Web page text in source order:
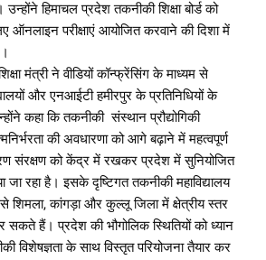
हिमाचल प्रदेश तकनीकी शिक्षा बोर्ड को
ऑनलाइन परीक्षाएं आयोजित करवाने की दिशा में
मंत्री ने वीडियों कॉन्फ्रेंसिंग के माध्यम से
और एनआईटी हमीरपुर के प्रतिनिधियों के
कहा कि तकनीकी संस्थान प्रौद्योगिकी
की अवधारणा को आगे बढ़ाने में महत्वपूर्ण
संरक्षण को केंद्र में रखकर प्रदेश में सुनियोजित
जा रहा है। इसके दृष्टिगत तकनीकी महाविद्यालय
से शिमला, कांगड़ा और कुल्लू जिला में क्षेत्रीय स्तर
सकते हैं। प्रदेश की भौगोलिक स्थितियों को ध्यान
विशेषज्ञता के साथ विस्तृत परियोजना तैयार कर